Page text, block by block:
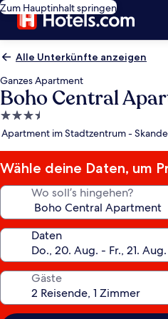
Zum Hauptinhalt springen
Alle Unterkünfte anzeigen
Ganzes Apartment
Boho Central
3.5-
Sterne-
Apartment im Stadtzentrum -
Wähle deine Daten, um
Wo soll’s hingehen?
Daten
Gäste